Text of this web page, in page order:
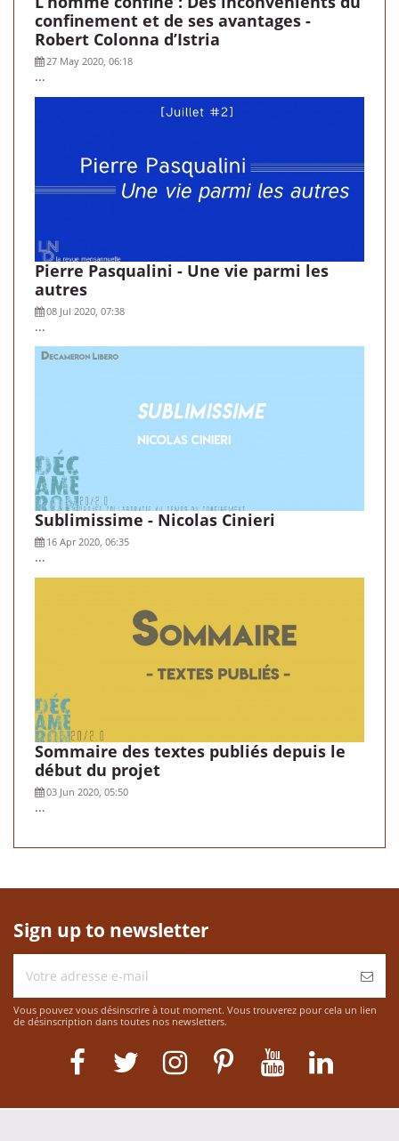
confinement et de ses avantages -
Robert Colonna d’Istria
27 May 2020, 06:18
...
Pierre Pasqualini - Une vie parmi les
autres
08 Jul 2020, 07:38
...
Sublimissime - Nicolas Cinieri
16 Apr 2020, 06:35
...
Sommaire des textes publiés depuis le
début du projet
03 Jun 2020, 05:50
...
Sign up to newsletter
Vous pouvez vous désinscrire à tout moment. Vous trouverez pour cela un lien
de désinscription dans toutes nos newsletters.